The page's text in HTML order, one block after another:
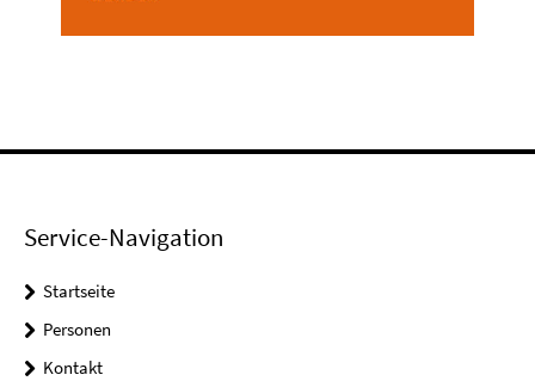
Service-Navigation
Startseite
Personen
Kontakt